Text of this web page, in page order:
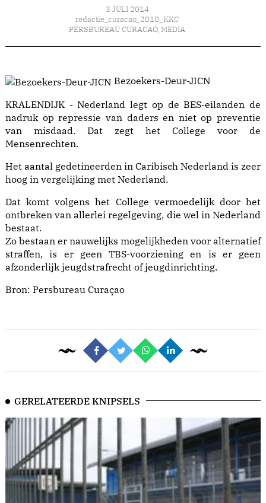
3 JULI 2014
redactie_curacao_2010_KKC
PERSBUREAU CURACAO, MEDIA
Bezoekers-Deur-JICN
KRALENDIJK - Nederland legt op de BES-eilanden de
nadruk op repressie van daders en niet op preventie
van misdaad. Dat zegt het College voor de
Mensenrechten.
Het aantal gedetineerden in Caribisch Nederland is zeer
hoog in vergelijking met Nederland.
Dat komt volgens het College vermoedelijk door het
ontbreken van allerlei regelgeving, die wel in Nederland
bestaat.
Zo bestaan er nauwelijks mogelijkheden voor alternatief
straffen, is er geen TBS-voorziening en is er geen
afzonderlijk jeugdstrafrecht of jeugdinrichting.
Bron: Persbureau Curaçao
GERELATEERDE KNIPSELS